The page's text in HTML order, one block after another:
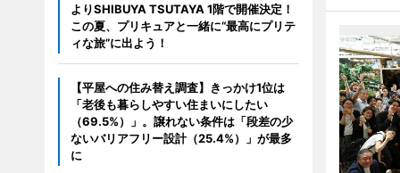
よりSHIBUYA TSUTAYA 1階で開催決定！
この夏、プリキュアと一緒に“最高にプリテ
ィな旅”に出よう！
【平屋への住み替え調査】きっかけ1位は
「老後も暮らしやすい住まいにしたい
（69.5%）」。譲れない条件は「段差の少
ないバリアフリー設計（25.4%）」が最多
に